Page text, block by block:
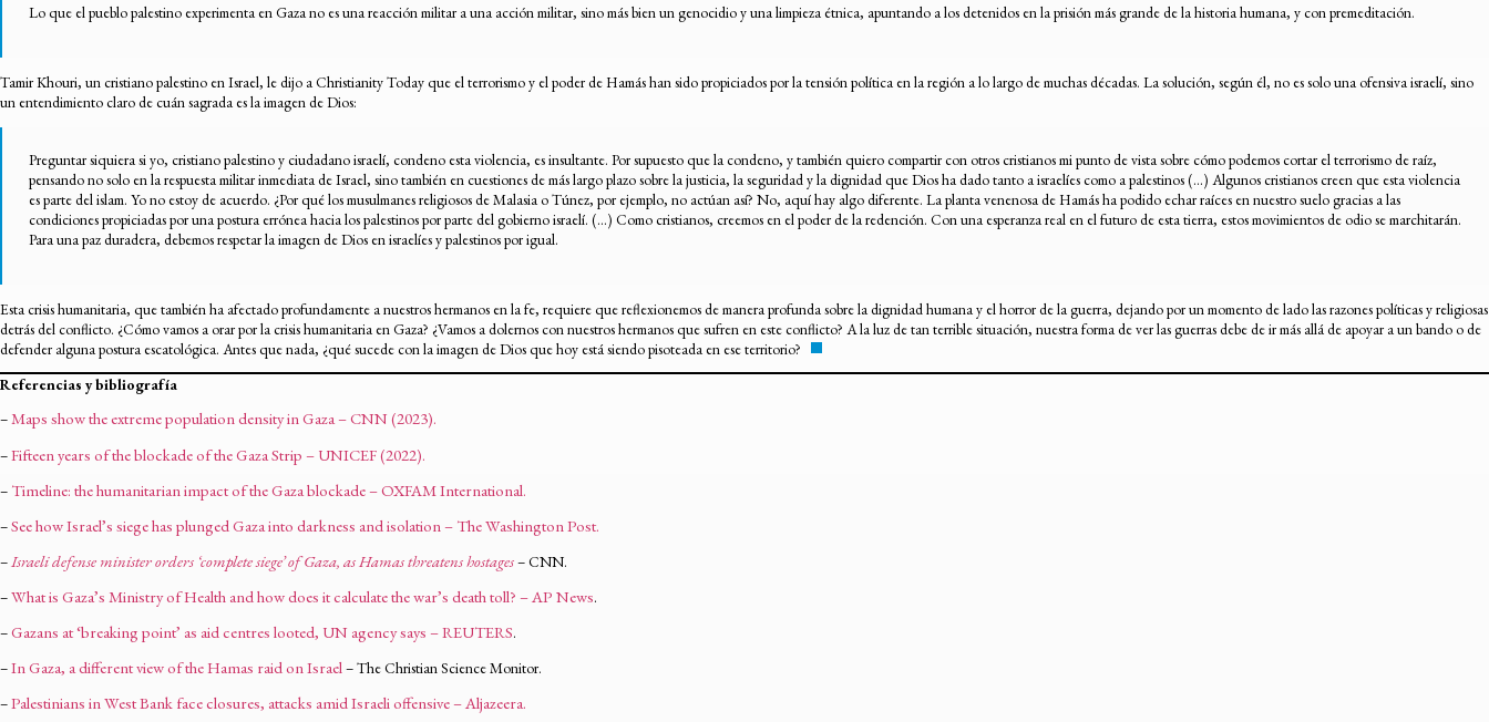
Lo que el pueblo palestino experimenta en Gaza no es una reacción militar a una acción militar, sino más bien un genocidio y una limpieza étnica, apuntando a los detenidos en la prisión más grande de la historia humana, y con premeditación.
Tamir Khouri, un cristiano palestino en Israel, le dijo a Christianity Today que el terrorismo y el poder de Hamás han sido propiciados por la tensión política en la región a lo largo de muchas décadas. La solución, según él, no es solo una ofensiva israelí, sino
un entendimiento claro de cuán sagrada es la imagen de Dios:
Preguntar siquiera si yo, cristiano palestino y ciudadano israelí, condeno esta violencia, es insultante. Por supuesto que la condeno, y también quiero compartir con otros cristianos mi punto de vista sobre cómo podemos cortar el terrorismo de raíz,
pensando no solo en la respuesta militar inmediata de Israel, sino también en cuestiones de más largo plazo sobre la justicia, la seguridad y la dignidad que Dios ha dado tanto a israelíes como a palestinos (…) Algunos cristianos creen que esta violencia
es parte del islam. Yo no estoy de acuerdo. ¿Por qué los musulmanes religiosos de Malasia o Túnez, por ejemplo, no actúan así? No, aquí hay algo diferente. La planta venenosa de Hamás ha podido echar raíces en nuestro suelo gracias a las
condiciones propiciadas por una postura errónea hacia los palestinos por parte del gobierno israelí. (…) Como cristianos, creemos en el poder de la redención. Con una esperanza real en el futuro de esta tierra, estos movimientos de odio se marchitarán.
Para una paz duradera, debemos respetar la imagen de Dios en israelíes y palestinos por igual.
Esta crisis humanitaria, que también ha afectado profundamente a nuestros hermanos en la fe, requiere que reflexionemos de manera profunda sobre la dignidad humana y el horror de la guerra, dejando por un momento de lado las razones políticas y religiosas
detrás del conflicto. ¿Cómo vamos a orar por la crisis humanitaria en Gaza? ¿Vamos a dolernos con nuestros hermanos que sufren en este conflicto? A la luz de tan terrible situación, nuestra forma de ver las guerras debe de ir más allá de apoyar a un bando o de
defender alguna postura escatológica. Antes que nada, ¿qué sucede con la imagen de Dios que hoy está siendo pisoteada en ese territorio?
Referencias y bibliografía
–Maps show the extreme population density in Gaza – CNN (2023).
–Fifteen years of the blockade of the Gaza Strip – UNICEF (2022).
– Timeline: the humanitarian impact of the Gaza blockade – OXFAM International.
–See how Israel’s siege has plunged Gaza into darkness and isolation – The Washington Post.
–Israeli defense minister orders ‘complete siege’ of Gaza, as Hamas threatens hostages– CNN.
–What is Gaza’s Ministry of Health and how does it calculate the war’s death toll? – AP News.
–Gazans at ‘breaking point’ as aid centres looted, UN agency says – REUTERS.
–In Gaza, a different view of the Hamas raid on Israel– The Christian Science Monitor.
–Palestinians in West Bank face closures, attacks amid Israeli offensive – Aljazeera.